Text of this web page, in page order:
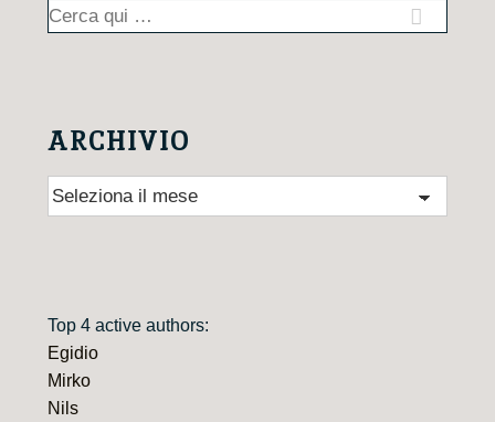
Cerca:
ARCHIVIO
Archivio
Top 4 active authors:
Egidio
Mirko
Nils